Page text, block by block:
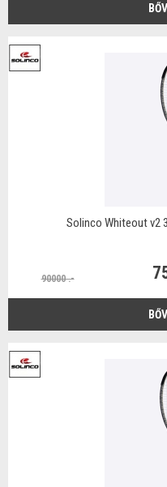
Solinco Whiteout v2
90000 .-